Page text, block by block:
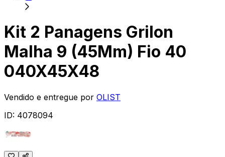
Kit 2 Panagens Grilon
Malha 9 (45Mm) Fio 40
040X45X48
Vendido e entregue por OLIST
ID: 4078094